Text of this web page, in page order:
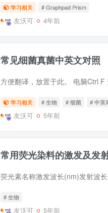
学习相关 # Graphpad Prism
友沃可 4年前
常见细菌真菌中英文对照
学习相关 # 生物 # 细菌 # 中英
友沃可 5年前
常用荧光染料的激发及发
# 生物
友沃可 5年前